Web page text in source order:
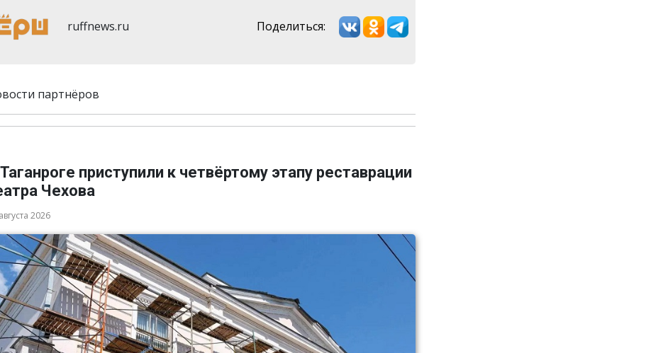
ruffnews.ru Поделиться:
партнёров
приступили к четвёртому этапу реставрации
Чехова
2026